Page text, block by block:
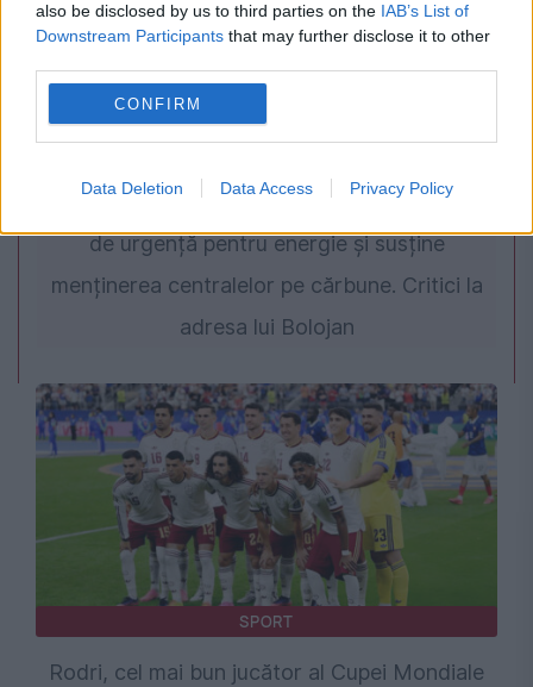
also be disclosed by us to third parties on the IAB’s List of
Downstream Participants that may further disclose it to other
CONFIRM
Data Deletion Data Access Privacy Policy
PSD cere activarea mecanismului european
de urgență pentru energie și susține
menținerea centralelor pe cărbune. Critici la
adresa lui Bolojan
SPORT
Rodri, cel mai bun jucător al Cupei Mondiale